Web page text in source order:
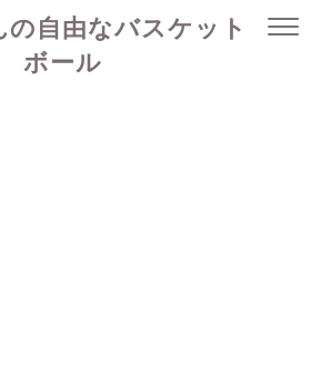
自由なバスケット
ボール